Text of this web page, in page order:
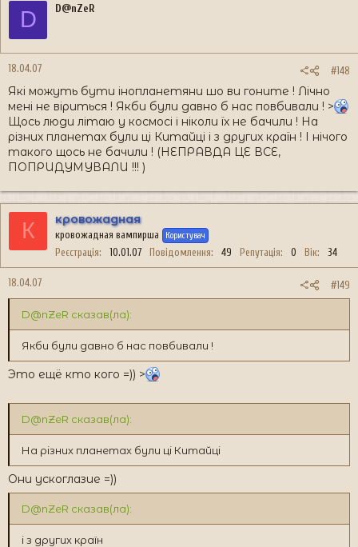
D D@nZeR
18.04.07 #148
Які можуть бути інопланетяни шо ви гоните ! Лічно
мені не віриться ! Якби були давно б нас повбивали ! >
Щось люди літаю у космосі і ніколи їх не бачили ! На
різних планетах були ці Китайці і з других країн ! І нічого
такого щось не бачили ! (НЕПРАВДА ЦЕ ВСЕ,
ПОПРИДУМУВАЛИ !!! )
К кровожадная
кровожадная вампирша Користувач
Реєстрація 10.01.07 Повідомлення 49 Репутація 0 Вік 34
18.04.07 #149
D@nZeR сказав(ла):
Якби були давно б нас повбивали !
Это ещё кто кого =)) >
D@nZeR сказав(ла):
На різних планетах були ці Китайці
Они ускоглазие =))
D@nZeR сказав(ла):
і з других країн